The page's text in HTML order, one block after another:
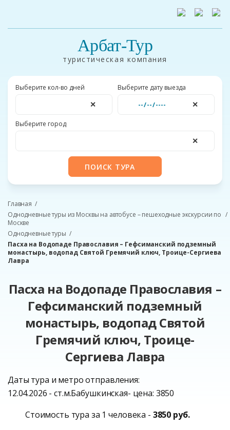
Арбат-Тур
туристическая компания
Выберите кол-во дней
✕
Выберите дату выезда
✕
Выберите город
✕
ПОИСК ТУРА
Главная
Однодневные туры из Москвы на автобусе – пешеходные экскурсии по
Москве
Однодневные туры
Пасха на Водопаде Православия – Гефсиманский подземный
монастырь, водопад Святой Гремячий ключ, Троице-Сергиева
Лавра
Пасха на Водопаде Православия –
Гефсиманский подземный
монастырь, водопад Святой
Гремячий ключ, Троице-
Сергиева Лавра
Даты тура и метро отправления:
12.04.2026 - ст.м.Бабушкинская- цена: 3850
Стоимость тура за 1 человека - 3850 руб.